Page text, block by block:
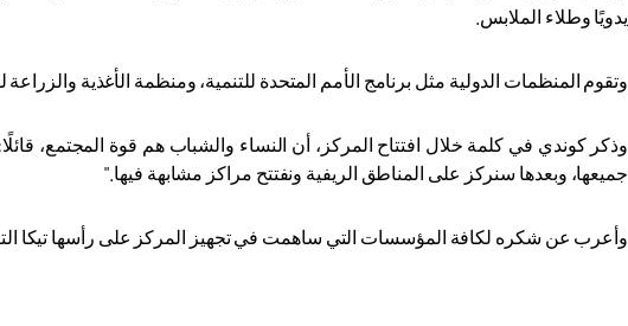
يدويًا وطلاء الملابس
وتقوم المنظمات الدولية مثل برنامج الأمم المتحدة للتنمية، ومنظمة الأغذية
جميعها، وبعدها سنركز على المناطق الريفية ونفتتح مراكز مشابهة فيها ".
وأعرب عن شكره لكافة المؤسسات التي ساهمت في تجهيز المركز على رأسها تيكا